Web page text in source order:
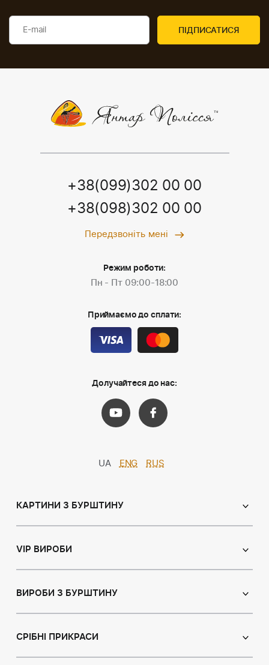
+38(099)302 00 00
+38(098)302 00 00
Передзвоніть мені
Режим роботи:
Пн - Пт 09:00-18:00
Приймаємо до сплати:
Долучайтеся до нас:
UA ENG RUS
КАРТИНИ З БУРШТИНУ
Іменні ікони
Натюрморт
Мисливська тема
VIP ВИРОБИ
Ікони з пластин
ВИРОБИ З БУРШТИНУ
Браслети
СРІБНІ ПРИКРАСИ